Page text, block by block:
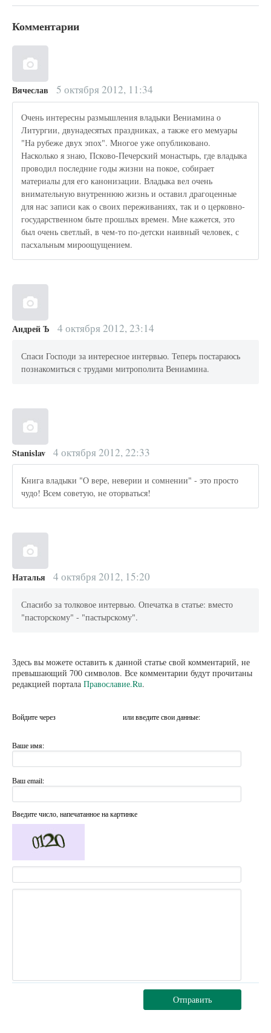
Комментарии
Вячеслав 5 октября 2012, 11:34
Очень интересны размышления владыки Вениамина о
Литургии, двунадесятых праздниках, а также его мемуары
"На рубеже двух эпох". Многое уже опубликовано.
Насколько я знаю, Псково-Печерский монастырь, где владыка
проводил последние годы жизни на покое, собирает
материалы для его канонизации. Владыка вел очень
внимательную внутреннюю жизнь и оставил драгоценные
для нас записи как о своих переживаниях, так и о церковно-
государственном быте прошлых времен. Мне кажется, это
был очень светлый, в чем-то по-детски наивный человек, с
пасхальным мироощущением.
Андрей Ъ 4 октября 2012, 23:14
Спаси Господи за интересное интервью. Теперь постараюсь
познакомиться с трудами митрополита Вениамина.
Stanislav 4 октября 2012, 22:33
Книга владыки "О вере, неверии и сомнении" - это просто
чудо! Всем советую, не оторваться!
Наталья 4 октября 2012, 15:20
Спасибо за толковое интервью. Опечатка в статье: вместо
"пасторскому" - "пастырскому".
Здесь вы можете оставить к данной статье свой комментарий, не
превышающий 700 символов. Все комментарии будут прочитаны
редакцией портала Православие.Ru.
Войдите через или введите свои данные:
Ваше имя:
Ваш email:
Введите число, напечатанное на картинке
Отправить